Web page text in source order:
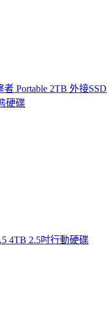
Portable 2TB 外接SSD
硬碟
4TB 2.5吋行動硬碟